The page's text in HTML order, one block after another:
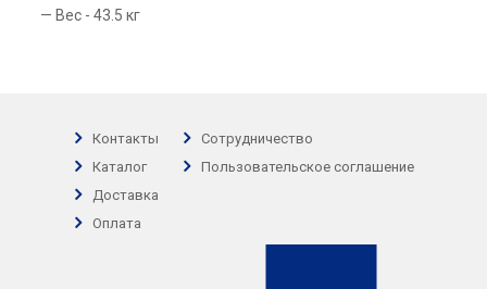
Вес - 43.5 кг
Контакты
Каталог
Доставка
Оплата
Сотрудничество
Пользовательское соглашение